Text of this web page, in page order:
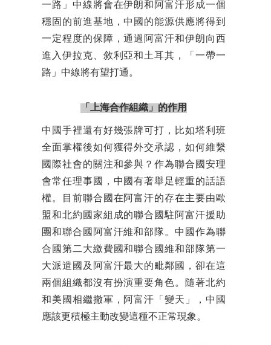
一路」中線將會在伊朗和阿富汗形成一個
穩固的前進基地，中國的能源供應將得到
一定程度的保障，通過阿富汗和伊朗向西
進入伊拉克、敘利亞和土耳其，「一帶一
路」中線將有望打通。
「上海合作組織」的作用
中國手裡還有好幾張牌可打，比如塔利班
全面掌權後如何獲得外交承認，如何維繫
國際社會的關注和參與？作為聯合國安理
會常任理事國，中國有著舉足輕重的話語
權。目前聯合國在阿富汗的存在主要由歐
盟和北約國家組成的聯合國駐阿富汗援助
團和聯合國阿富汗維和部隊。中國作為聯
合國第二大繳費國和聯合國維和部隊第一
大派遣國及阿富汗最大的毗鄰國，卻在這
兩個組織都沒有扮演重要角色。隨著北約
和美國相繼撤軍，阿富汗「變天」，中國
應該更積極主動改變這種不正常現象。